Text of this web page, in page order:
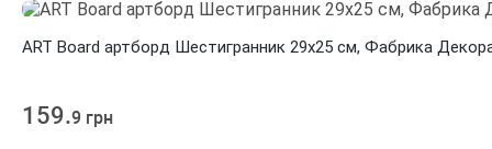
ART Board артборд Шестигранник 29х25 см, Фабрика
159.9 грн